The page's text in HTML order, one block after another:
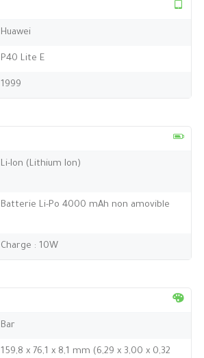
Huawei
P40 Lite E
1999
Li-Ion (Lithium Ion)
Batterie Li-Po 4000 mAh non amovible
Charge : 10W
Bar
159,8 x 76,1 x 8,1 mm (6,29 x 3,00 x 0,32